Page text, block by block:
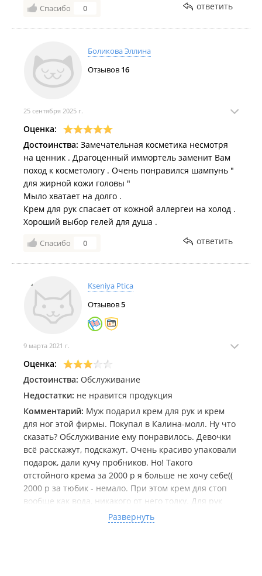
Спасибо 0 ответить
Боликова Эллина
Отзывов 16
25 сентября 2025 г.
Оценка:
Достоинства: Замечательная косметика несмотря
на ценник . Драгоценный иммортель заменит Вам
поход к косметологу . Очень понравился шампунь "
для жирной кожи головы "
Мыло хватает на долго .
Крем для рук спасает от кожной аллергеи на холод .
Хороший выбор гелей для душа .
Спасибо 0 ответить
Kseniya Ptica
Отзывов5
9 марта 2021 г.
Оценка:
Достоинства: Обслуживание
Недостатки: не нравится продукция
Комментарий: Муж подарил крем для рук и крем
для ног этой фирмы. Покупал в Калина-молл. Ну что
сказать? Обслуживание ему понравилось. Девочки
всё расскажут, подскажут. Очень красиво упаковали
подарок, дали кучу пробников. Но! Такого
отстойного крема за 2000 р я больше не хочу себе((
2000 р за тюбик - немало. При этом крем для стоп
вообще как вода, никакого от него толку. Для рук
крем поудачнее немного, более густой. Запахи тоже
на любителя. Но больше всего мне не нравятся
Развернуть